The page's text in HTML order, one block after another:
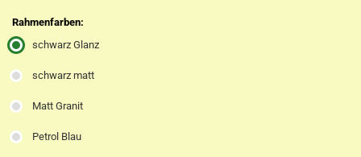
Rahmenfarben:
schwarz Glanz
schwarz matt
Matt Granit
Petrol Blau